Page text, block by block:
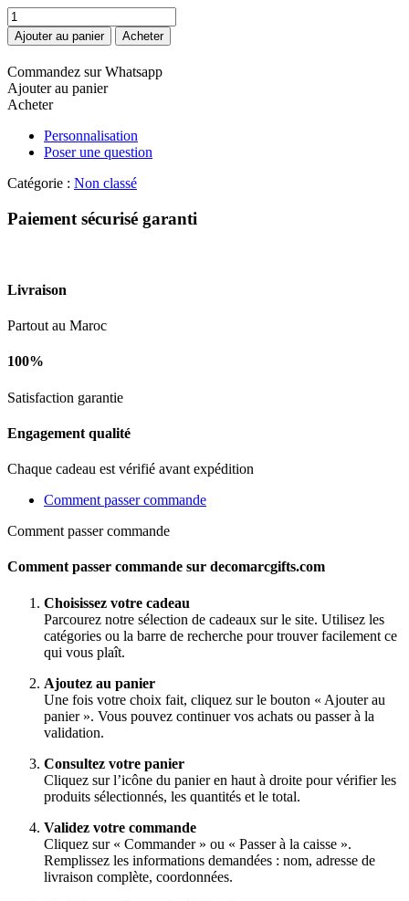
quantité
de
Pink
Hello
Kitty
Plush
Bouquet
Ajouter au panier Acheter
Commandez sur Whatsapp
Ajouter au panier
Acheter
Personnalisation
Poser une question
Catégorie : Non classé
Paiement sécurisé garanti
Livraison
Partout au Maroc
100%
Satisfaction garantie
Engagement qualité
Chaque cadeau est vérifié avant expédition
Comment passer commande
Comment passer commande
Comment passer commande sur decomarcgifts.com
Choisissez votre cadeau
Parcourez notre sélection de cadeaux sur le site. Utilisez les
catégories ou la barre de recherche pour trouver facilement ce
qui vous plaît.
Ajoutez au panier
Une fois votre choix fait, cliquez sur le bouton « Ajouter au
panier ». Vous pouvez continuer vos achats ou passer à la
validation.
Consultez votre panier
Cliquez sur l’icône du panier en haut à droite pour vérifier les
produits sélectionnés, les quantités et le total.
Validez votre commande
Cliquez sur « Commander » ou « Passer à la caisse ».
Remplissez les informations demandées : nom, adresse de
livraison complète, coordonnées.